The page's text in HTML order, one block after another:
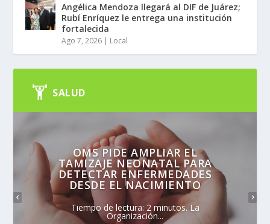
Angélica Mendoza llegará al DIF de Juárez;
Rubí Enríquez le entrega una institución
fortalecida
Ago 7, 2026 | Local
SALUD
OMS PIDE AMPLIAR EL
TAMIZAJE NEONATAL PARA
DETECTAR ENFERMEDADES
DESDE EL NACIMIENTO
Tiempo de lectura: 2 minutos. La
Organización...